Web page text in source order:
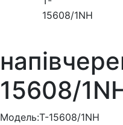
15608/
Модель:T-15608/1NH